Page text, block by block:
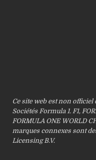
Ce site web est non officiel
Sociétés Formula 1. F1,
FORMULA ONE WORLD
marques connexes sont
Licensing B.V.